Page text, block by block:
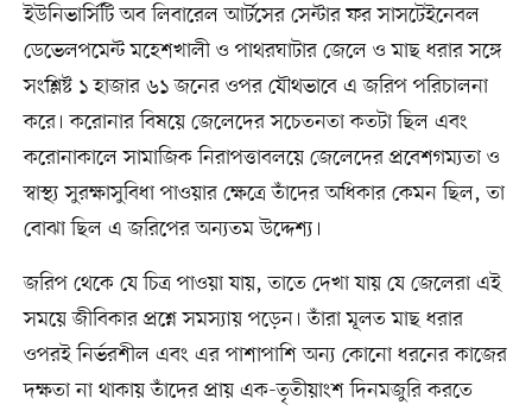
ইউনিভার্সিটি অব লিবারেল আর্টসের সেন্টার ফর সাসটেইনেবল
ডেভেলপমেন্ট মহেশখালী ও পাথরঘাটার জেলে ও মাছ ধরার সঙ্গে
সংশ্লিষ্ট ১ হাজার ৬১ জনের ওপর যৌথভাবে এ জরিপ পরিচালনা
করে। করোনার বিষয়ে জেলেদের সচেতনতা কতটা ছিল এবং
করোনাকালে সামাজিক নিরাপত্তাবলয়ে জেলেদের প্রবেশগম্যতা ও
স্বাস্থ্য সুরক্ষাসুবিধা পাওয়ার ক্ষেত্রে তাঁদের অধিকার কেমন ছিল, তা
বোঝা ছিল এ জরিপের অন্যতম উদ্দেশ্য।
জরিপ থেকে যে চিত্র পাওয়া যায়, তাতে দেখা যায় যে জেলেরা এই
সময়ে জীবিকার প্রশ্নে সমস্যায় পড়েন। তাঁরা মূলত মাছ ধরার
ওপরই নির্ভরশীল এবং এর পাশাপাশি অন্য কোনো ধরনের কাজের
দক্ষতা না থাকায় তাঁদের প্রায় এক-তৃতীয়াংশ দিনমজুরি করতে